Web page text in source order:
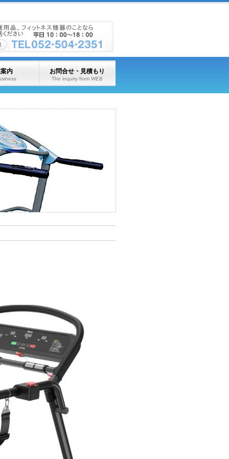
内 お問合せ・見積もり
The inquiry from WEB